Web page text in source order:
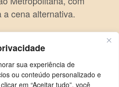
sua experiência de
ou conteúdo personalizado e
em “Aceitar tudo”, você
a cena alternativa.